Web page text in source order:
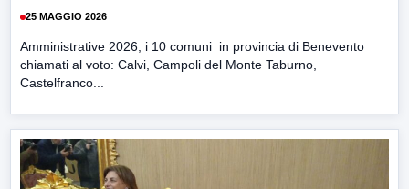
25 MAGGIO 2026
Amministrative 2026, i 10 comuni in provincia di Benevento
chiamati al voto: Calvi, Campoli del Monte Taburno,
Castelfranco...